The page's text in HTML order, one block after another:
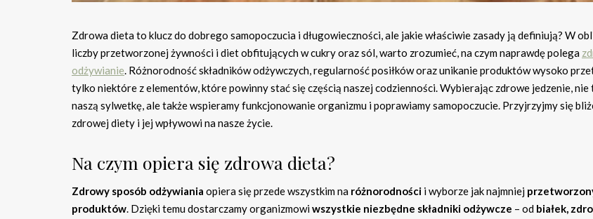
Zdrowa dieta to klucz do dobrego samopoczucia i długowieczności, ale jakie właściwie zasady ją definiują? W
liczby przetworzonej żywności i diet obfitujących w cukry oraz sól, warto zrozumieć, na czym naprawdę polega
odżywianie. Różnorodność składników odżywczych, regularność posiłków oraz unikanie produktów wysoko
tylko niektóre z elementów, które powinny stać się częścią naszej codzienności. Wybierając zdrowe jedzenie, nie
naszą sylwetkę, ale także wspieramy funkcjonowanie organizmu i poprawiamy samopoczucie. Przyjrzyjmy się
zdrowej diety i jej wpływowi na nasze życie.
Na czym opiera się zdrowa dieta?
Zdrowy sposób odżywiania opiera się przede wszystkim na różnorodności i wyborze jak najmniej
produktów. Dzięki temu dostarczamy organizmowiwszystkie niezbędne składniki odżywcze – od białek,